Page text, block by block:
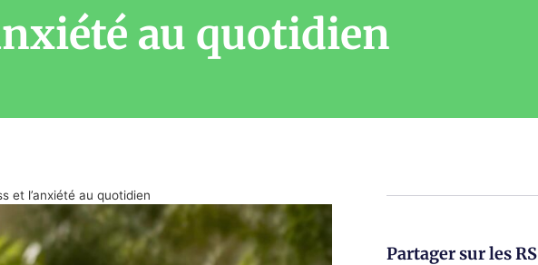
au quotidien
et l’anxiété au quotidien
Partager sur les RS